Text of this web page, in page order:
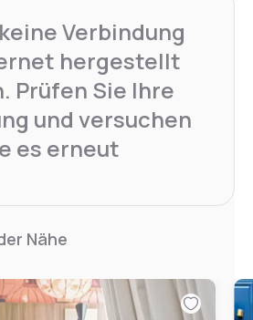
Verbindung
hergestellt
Prüfen Sie Ihre
und versuchen
es erneut
Nähe